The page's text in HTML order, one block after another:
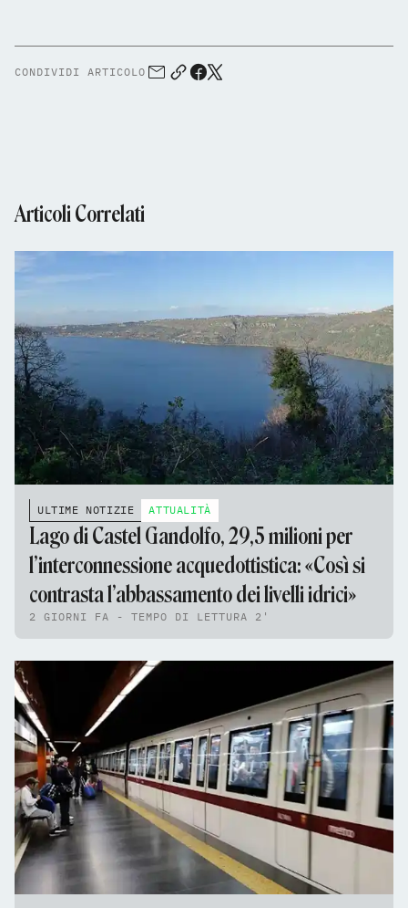
CONDIVIDI ARTICOLO
Articoli Correlati
ULTIME NOTIZIE ATTUALITÀ
Lago di Castel Gandolfo, 29,5 milioni per
l’interconnessione acquedottistica: «Così si
contrasta l’abbassamento dei livelli idrici»
2 GIORNI FA - TEMPO DI LETTURA 2'